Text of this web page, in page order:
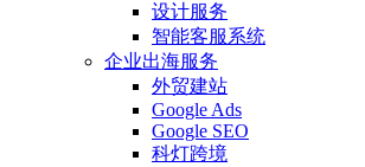
设计服务
智能客服系统
企业出海服务
外贸建站
Google Ads
Google SEO
科灯跨境